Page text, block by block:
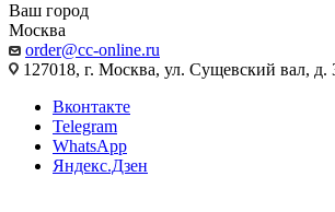
Ваш город
Москва
order@cc-online.ru
127018, г. Москва, ул. Сущевский вал, д.
Вконтакте
Telegram
WhatsApp
Яндекс.Дзен